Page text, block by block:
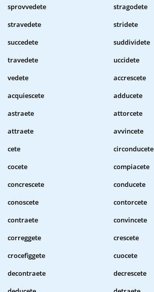
sprovvedete
stragodete
stravedete
stridete
succedete
suddividete
travedete
uccidete
vedete
accrescete
acquiescete
adducete
astraete
attorcete
attraete
avvincete
cete
circonducete
cocete
compiacete
concrescete
conducete
conoscete
contorcete
contraete
convincete
correggete
crescete
crocefiggete
cuocete
decontraete
decrescete